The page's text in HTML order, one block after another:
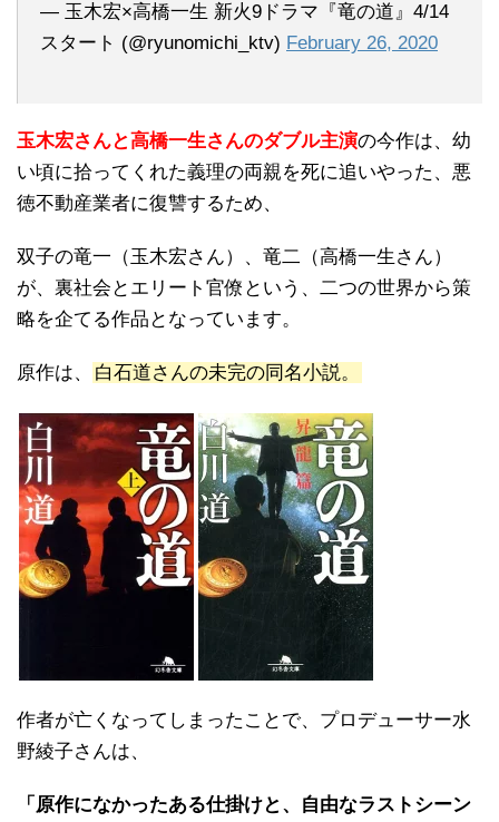
— 玉木宏×高橋一生 新火9ドラマ『竜の道』4/14
スタート (@ryunomichi_ktv) February 26, 2020
玉木宏さんと高橋一生さんのダブル主演の今作は、幼
い頃に拾ってくれた義理の両親を死に追いやった、悪
徳不動産業者に復讐するため、
双子の竜一（玉木宏さん）、竜二（高橋一生さん）
が、裏社会とエリート官僚という、二つの世界から策
略を企てる作品となっています。
原作は、 白石道さんの未完の同名小説。
作者が亡くなってしまったことで、プロデューサー水
野綾子さんは、
「原作になかったある仕掛けと、自由なラストシーン